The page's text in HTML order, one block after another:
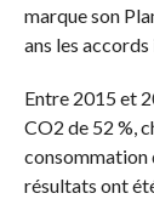
marque son
ans les
Entre 2015 et
CO2 de 52 %,
consommation
résultats ont